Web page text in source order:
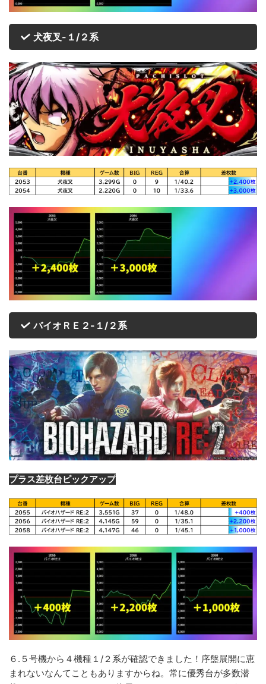
犬夜叉-１/２系
バイオＲＥ２-１/２系
プラス差枚台ピックアップ
６.５号機から４機種１/２系が確認できました！序盤展開に恵
まれないなんてこともありますからね。常に優秀台が多数潜